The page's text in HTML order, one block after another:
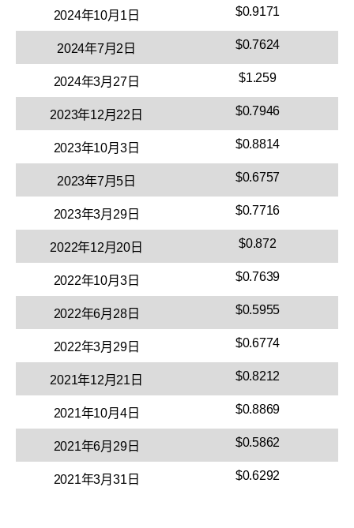
2024年10月1日 $0.9171
2024年7月2日 $0.7624
2024年3月27日 $1.259
2023年12月22日 $0.7946
2023年10月3日 $0.8814
2023年7月5日 $0.6757
2023年3月29日 $0.7716
2022年12月20日 $0.872
2022年10月3日 $0.7639
2022年6月28日 $0.5955
2022年3月29日 $0.6774
2021年12月21日 $0.8212
2021年10月4日 $0.8869
2021年6月29日 $0.5862
2021年3月31日 $0.6292